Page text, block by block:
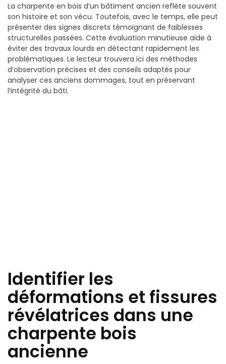
La charpente en bois d’un bâtiment ancien reflète souvent
son histoire et son vécu. Toutefois, avec le temps, elle peut
présenter des signes discrets témoignant de faiblesses
structurelles passées. Cette évaluation minutieuse aide à
éviter des travaux lourds en détectant rapidement les
problématiques. Le lecteur trouvera ici des méthodes
d’observation précises et des conseils adaptés pour
analyser ces anciens dommages, tout en préservant
l’intégrité du bâti.
Identifier les
déformations et fissures
révélatrices dans une
charpente bois
ancienne